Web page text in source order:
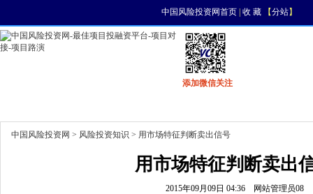
中国风险投资网首页| 收 藏【分站】
添加微信关注
中国风险投资网 > 风险投资知识 > 用市场特征判断卖出信号
用市场特征判断卖出
2015年09月09日 04:36 网站管理员08